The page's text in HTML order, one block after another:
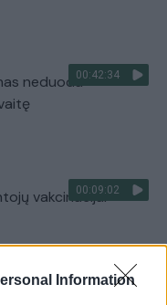
Information
00:42:34
neduoda
00:09:02
vakcinacijai“
00:12:30
nesusireikšminti ir